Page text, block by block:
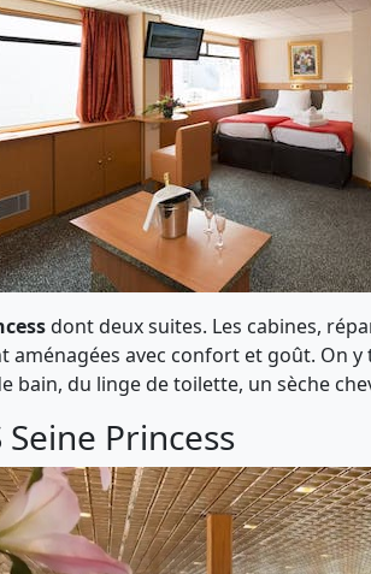
dont deux suites. Les cabines,
aménagées avec confort et goût. On
bain, du linge de toilette, un sèche
Princess